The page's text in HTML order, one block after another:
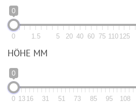
0
0 1.5 5 20 40 60 75 110 125
HÖHE MM
0
0 13 16 31 51 73 85 95 108